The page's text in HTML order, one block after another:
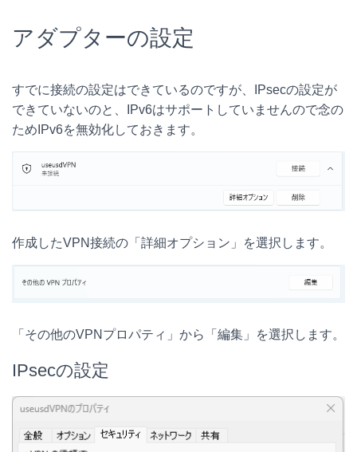
アダプターの設定
すでに接続の設定はできているのですが、IPsecの設定が
できていないのと、IPv6はサポートしていませんので念の
ためIPv6を無効化しておきます。
作成したVPN接続の「詳細オプション」を選択します。
「その他のVPNプロパティ」から「編集」を選択します。
IPsecの設定